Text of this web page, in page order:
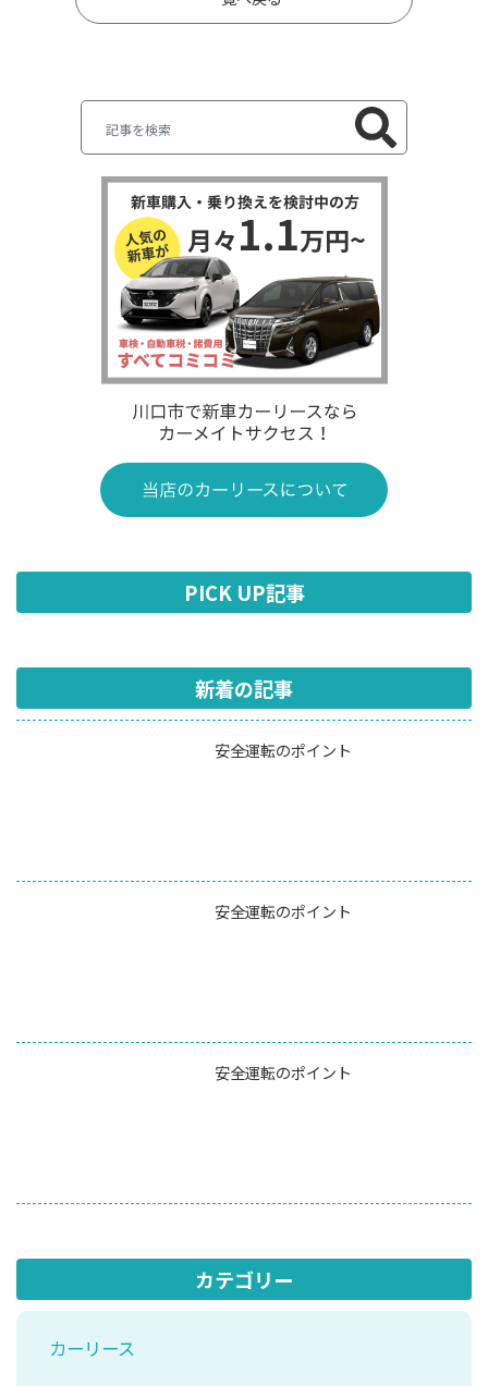
PICK UP記事
新着の記事
安全運転のポイント
安全運転のポイント
安全運転のポイント
カテゴリー
カーリース